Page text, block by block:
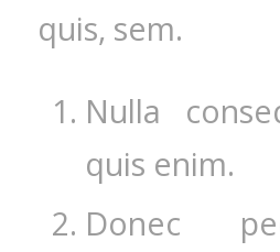
quis, sem.
Nulla
quis enim.
Donec